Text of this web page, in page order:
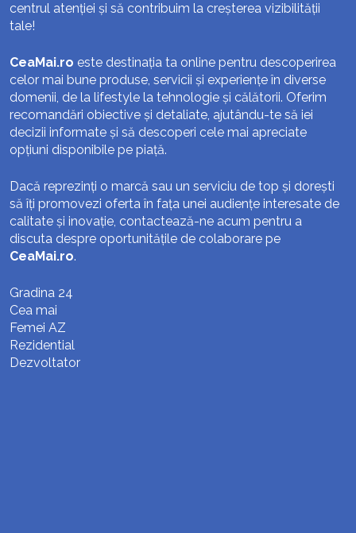
centrul atenției și să contribuim la creșterea vizibilității
tale!
CeaMai.ro este destinația ta online pentru descoperirea
celor mai bune produse, servicii și experiențe în diverse
domenii, de la lifestyle la tehnologie și călătorii. Oferim
recomandări obiective și detaliate, ajutându-te să iei
decizii informate și să descoperi cele mai apreciate
opțiuni disponibile pe piață.
Dacă reprezinți o marcă sau un serviciu de top și dorești
să îți promovezi oferta în fața unei audiențe interesate de
calitate și inovație, contactează-ne acum pentru a
discuta despre oportunitățile de colaborare pe
CeaMai.ro.
Gradina 24
Cea mai
Femei AZ
Rezidential
Dezvoltator